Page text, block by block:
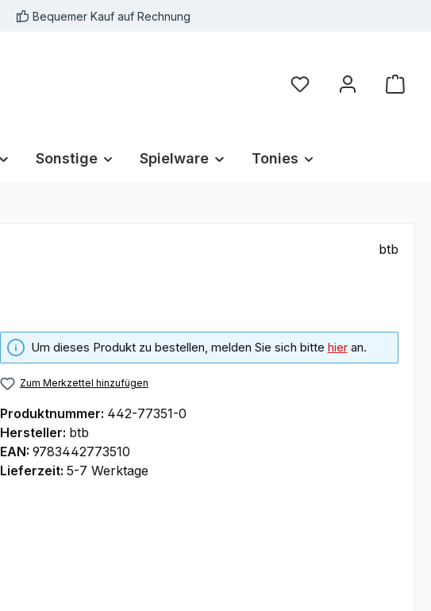
Bequemer Kauf auf Rechnung
Du hast 0 Produkte
Sonstige Spielware Tonies
btb
Um dieses Produkt zu bestellen, melden Sie sich bitte hieran.
Zum Merkzettel hinzufügen
Produktnummer: 442-77351-0
Hersteller: btb
EAN: 9783442773510
Lieferzeit: 5-7 Werktage